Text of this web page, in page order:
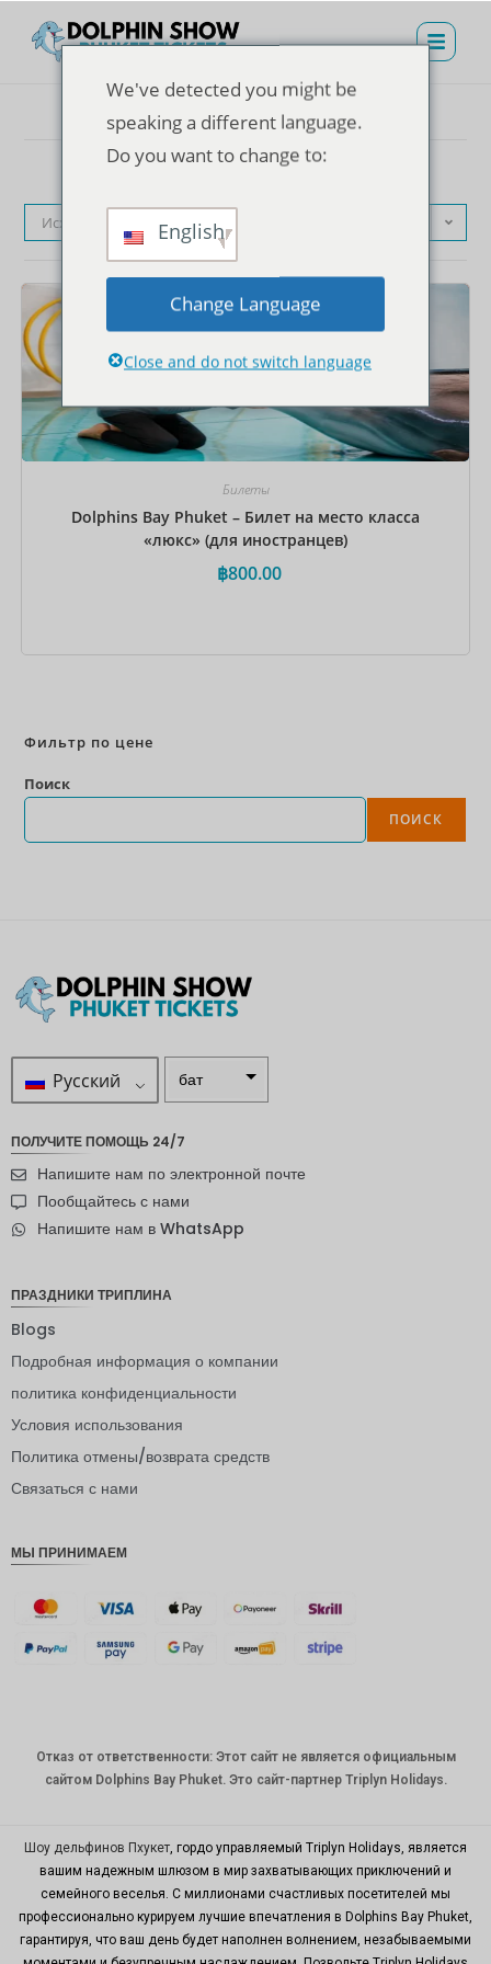
Исходная сортировка
Билеты
Dolphins Bay Phuket – Билет на место класса
«люкс» (для иностранцев)
฿800.00
Фильтр по цене
Поиск
ПОИСК
Русский бат
я крона
андский
ЙЕНА
евро
ая
крона
САПР
корейск
ая вона
китайски
й юань
ПОЛУЧИТЕ ПОМОЩЬ 24/7
Напишите нам по электронной почте
Пообщайтесь с нами
Напишите нам в WhatsApp
ПРАЗДНИКИ ТРИПЛИНА
Blogs
Подробная информация о компании
политика конфиденциальности
Условия использования
Политика отмены/возврата средств
Связаться с нами
МЫ ПРИНИМАЕМ
Отказ от ответственности: Этот сайт не является официальным
сайтом Dolphins Bay Phuket. Это сайт-партнер Triplyn Holidays.
Шоу дельфинов Пхукет , гордо управляемый Triplyn Holidays, является
вашим надежным шлюзом в мир захватывающих приключений и
семейного веселья. С миллионами счастливых посетителей мы
профессионально курируем лучшие впечатления в Dolphins Bay Phuket,
гарантируя, что ваш день будет наполнен волнением, незабываемыми
We've detected you might be
speaking a different language.
Do you want to change to:
English
Change Language
Close and do not switch language